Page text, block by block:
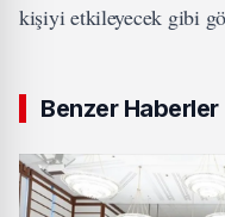
kişiyi etkileyecek gibi
Benzer Haberler